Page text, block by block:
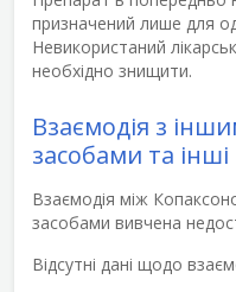
призначений лише для
Невикористаний
необхідно знищити.
Взаємодія з
засобами та
Взаємодія між
засобами вивчена
Відсутні дані щодо